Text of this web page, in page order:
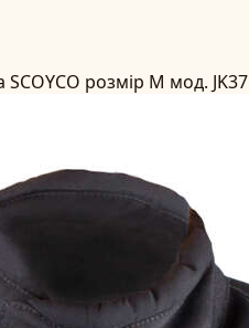
розмір M мод. JK37